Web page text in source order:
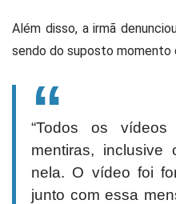
Além disso, a irmã
sendo do suposto
“Todos os
mentiras, inclusive
nela. O vídeo foi
junto com essa